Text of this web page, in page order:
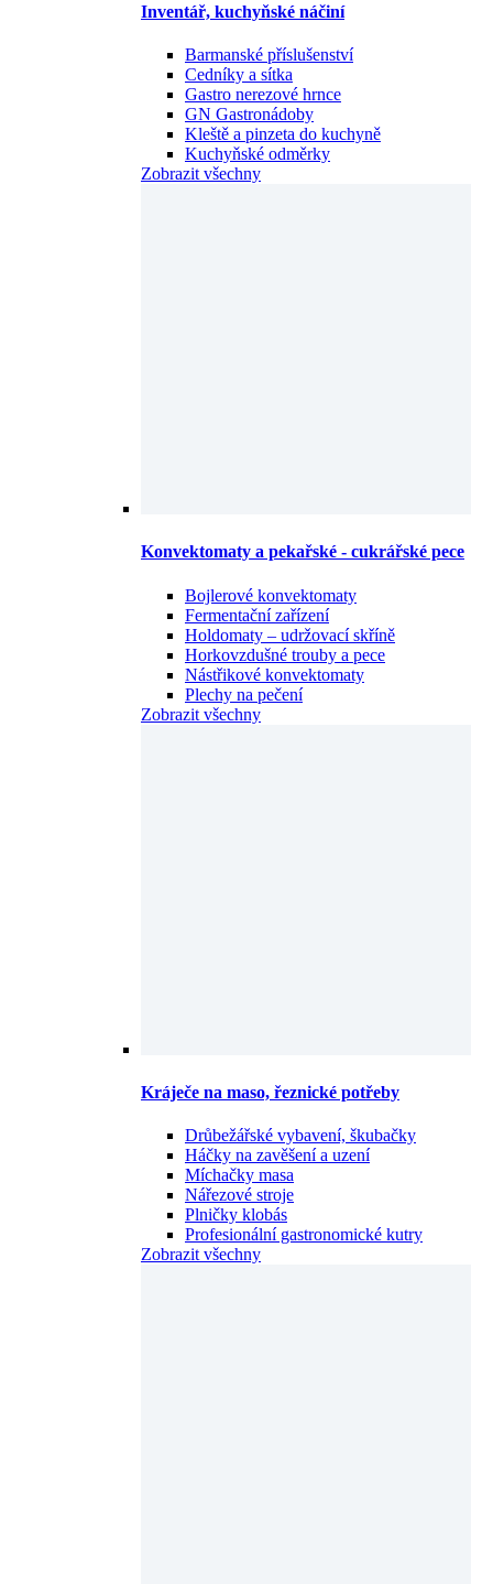
Inventář, kuchyňské náčiní
Barmanské příslušenství
Cedníky a sítka
Gastro nerezové hrnce
GN Gastronádoby
Kleště a pinzeta do kuchyně
Kuchyňské odměrky
Zobrazit všechny
Konvektomaty a pekařské - cukrářské pece
Bojlerové konvektomaty
Fermentační zařízení
Holdomaty – udržovací skříně
Horkovzdušné trouby a pece
Nástřikové konvektomaty
Plechy na pečení
Zobrazit všechny
Kráječe na maso, řeznické potřeby
Drůbežářské vybavení, škubačky
Háčky na zavěšení a uzení
Míchačky masa
Nářezové stroje
Plničky klobás
Profesionální gastronomické kutry
Zobrazit všechny